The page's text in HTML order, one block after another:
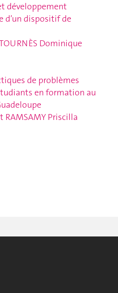
développement
d’un dispositif de
Dominique
de problèmes
en formation au
RAMSAMY Priscilla